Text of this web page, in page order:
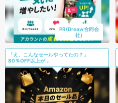
PR(Dreaw合同会
社)
「え、こんなセールやってたの？」
80％OFF以上が...